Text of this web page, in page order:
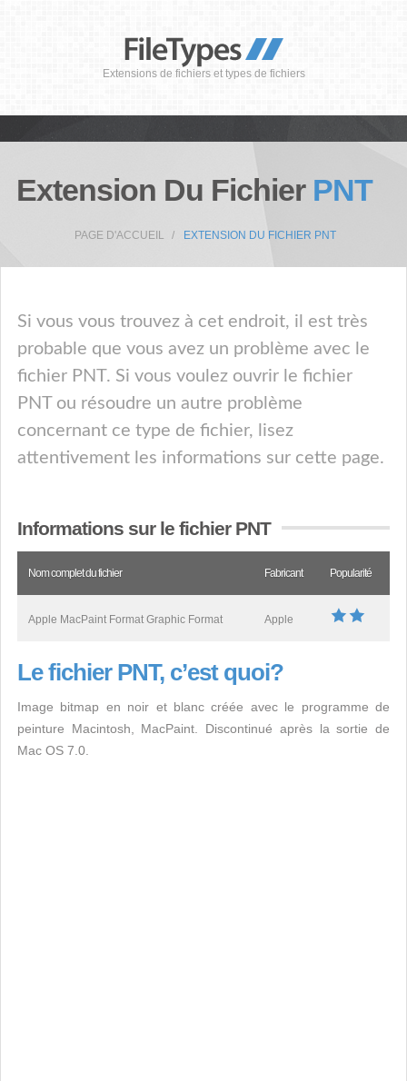
Extensions de fichiers et types de fichiers
Extension Du Fichier PNT
PAGE D'ACCUEIL EXTENSION DU FICHIER PNT
Si vous vous trouvez à cet endroit, il est très
probable que vous avez un problème avec le
fichier PNT. Si vous voulez ouvrir le fichier
PNT ou résoudre un autre problème
concernant ce type de fichier, lisez
attentivement les informations sur cette page.
Informations sur le fichier PNT
Nom complet du fichier Fabricant Popularité
Apple MacPaint Format Graphic Format Apple
Le fichier PNT, c’est quoi?
Image bitmap en noir et blanc créée avec le programme de
peinture Macintosh, MacPaint. Discontinué après la sortie de
Mac OS 7.0.